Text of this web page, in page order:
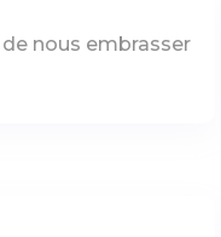
nous embrasser